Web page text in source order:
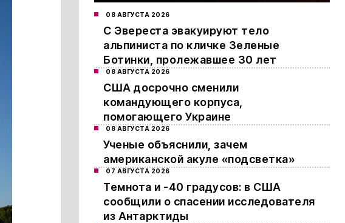
08 АВГУСТА 2026
С Эвереста эвакуируют тело
альпиниста по кличке Зеленые
Ботинки, пролежавшее 30 лет
08 АВГУСТА 2026
США досрочно сменили
командующего корпуса,
помогающего Украине
08 АВГУСТА 2026
Ученые объяснили, зачем
американской акуле «подсветка»
07 АВГУСТА 2026
Темнота и -40 градусов: в США
сообщили о спасении исследователя
из Антарктиды